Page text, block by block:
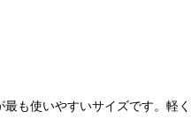
も使いやすいサイズです。軽